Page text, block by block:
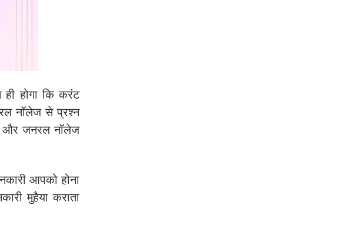
होगा कि करंट
नॉलेज से प्रश्न
और जनरल नॉलेज
आपको होना
मुहैया कराता